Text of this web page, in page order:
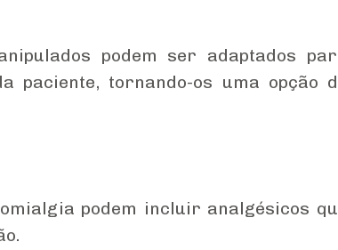
podem ser adaptados
paciente, tornando-os uma opção
podem incluir analgésicos